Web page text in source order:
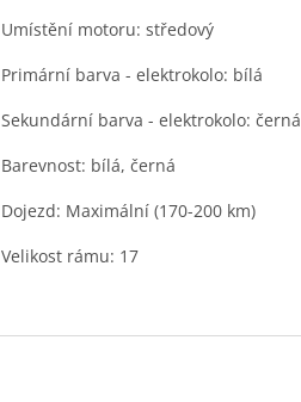
Umístění motoru: středový
Primární barva - elektrokolo: bílá
Sekundární barva - elektrokolo: černá
Barevnost: bílá, černá
Dojezd: Maximální (170-200 km)
Velikost rámu: 17